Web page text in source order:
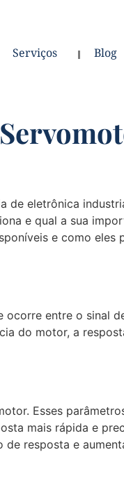
Serviços Blog
de eletrônica
e qual a sua
e como eles
entre o sinal
do motor, a
Esses
mais rápida e
resposta e